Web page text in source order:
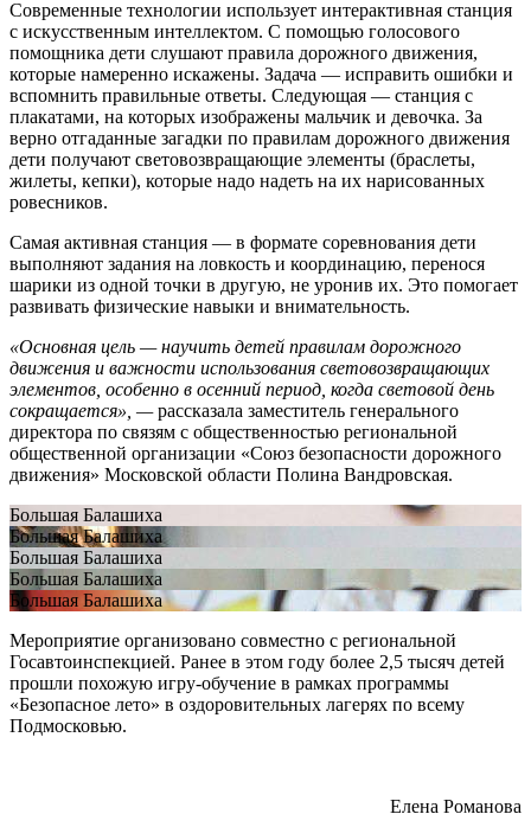
Современные технологии использует интерактивная станция
с искусственным интеллектом. С помощью голосового
помощника дети слушают правила дорожного движения,
которые намеренно искажены. Задача — исправить ошибки и
вспомнить правильные ответы. Следующая — станция с
плакатами, на которых изображены мальчик и девочка. За
верно отгаданные загадки по правилам дорожного движения
дети получают световозвращающие элементы (браслеты,
жилеты, кепки), которые надо надеть на их нарисованных
ровесников.
Самая активная станция — в формате соревнования дети
выполняют задания на ловкость и координацию, перенося
шарики из одной точки в другую, не уронив их. Это помогает
развивать физические навыки и внимательность.
«Основная цель — научить детей правилам дорожного
движения и важности использования световозвращающих
элементов, особенно в осенний период, когда световой день
сокращается», —рассказала заместитель генерального
директора по связям с общественностью региональной
общественной организации «Союз безопасности дорожного
движения» Московской области Полина Вандровская.
Большая Балашиха
Большая Балашиха
Большая Балашиха
Большая Балашиха
Большая Балашиха
Мероприятие организовано совместно с региональной
Госавтоинспекцией. Ранее в этом году более 2,5 тысяч детей
прошли похожую игру-обучение в рамках программы
«Безопасное лето» в оздоровительных лагерях по всему
Подмосковью.
Елена Романова